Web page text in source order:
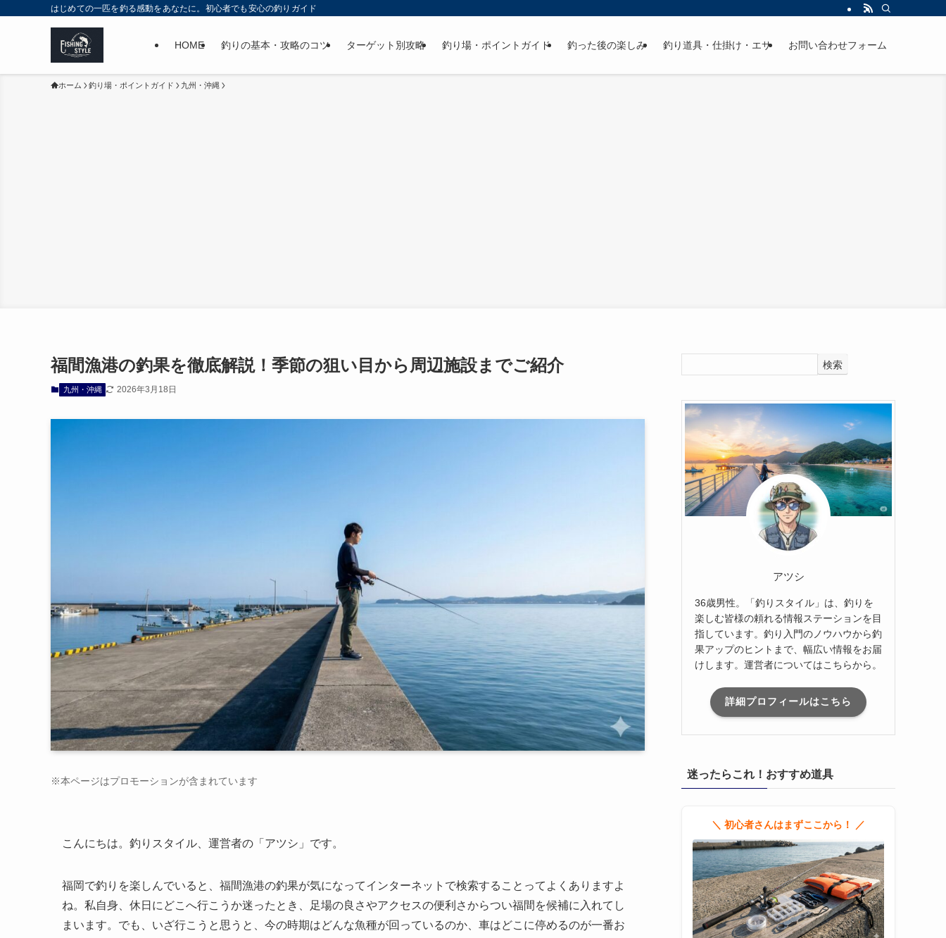
はじめての一匹を釣る感動をあなたに。初心者でも安心の釣りガイド
HOME 釣りの基本・攻略のコツ ターゲット別攻略 釣り場・ポイントガイド 釣った後の楽しみ 釣り道具・仕掛け・エサ お問い合わせフォーム
ホーム 釣り場・ポイントガイド 九州・沖縄
福間漁港の釣果を徹底解説！季節の狙い目から周辺施設までご紹介
九州・沖縄 2026年3月18日
※本ページはプロモーションが含まれています
こんにちは。釣りスタイル、運営者の「アツシ」です。
福岡で釣りを楽しんでいると、福間漁港の釣果が気になってインターネットで検索することってよくありますよ
ね。私自身、休日にどこへ行こうか迷ったとき、足場の良さやアクセスの便利さからつい福間を候補に入れてし
まいます。でも、いざ行こうと思うと、今の時期はどんな魚種が回っているのか、車はどこに停めるのが一番お
検索
アツシ
36歳男性。「釣りスタイル」は、釣りを
楽しむ皆様の頼れる情報ステーションを目
指しています。釣り入門のノウハウから釣
果アップのヒントまで、幅広い情報をお届
けします。運営者についてはこちらから。
詳細プロフィールはこちら
迷ったらこれ！おすすめ道具
＼ 初心者さんはまずここから！ ／